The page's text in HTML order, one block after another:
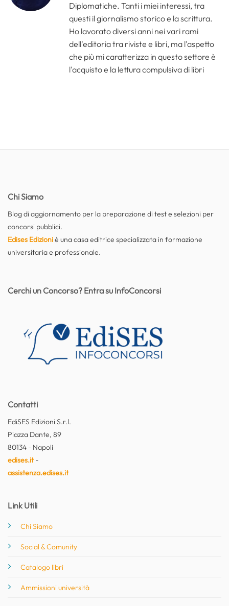
Diplomatiche. Tanti i miei interessi, tra
questi il giornalismo storico e la scrittura.
Ho lavorato diversi anni nei vari rami
dell'editoria tra riviste e libri, ma l'aspetto
che più mi caratterizza in questo settore è
l'acquisto e la lettura compulsiva di libri
Chi Siamo
Blog di aggiornamento per la preparazione di test e selezioni per
concorsi pubblici.
Edises Edizioniè una casa editrice specializzata in formazione
universitaria e professionale.
Contatti
EdiSES Edizioni S.r.l.
Piazza Dante, 89
80134 - Napoli
edises.it-
assistenza.edises.it
Link Utili
Chi Siamo
Social & Comunity
Catalogo libri
Ammissioni università
Cerchi un Concorso? Entra su InfoConcorsi